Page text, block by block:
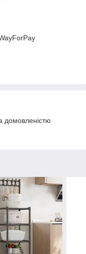
домовленістю